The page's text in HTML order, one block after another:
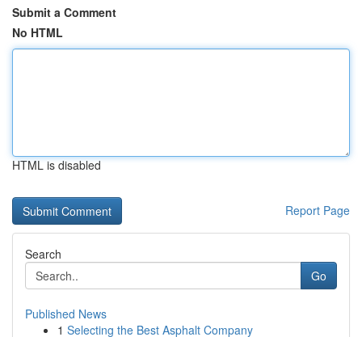
Submit a Comment
No HTML
HTML is disabled
Report Page
Search
Go
Published News
1 Selecting the Best Asphalt Company